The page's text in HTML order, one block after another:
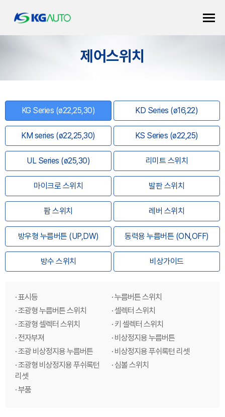
제어스위치
KG Series (ø22,25,30) KD Series (ø16,22)
KM series (ø22,25,30) KS Series (ø22,25)
UL Series (ø25,30) 리미트 스위치
마이크로 스위치 발판 스위치
팜 스위치 레버 스위치
방우형 누름버튼 (UP,DW) 동력용 누름버튼 (ON,OFF)
방수 스위치 비상가이드
· 표시등
· 누름버튼 스위치
· 조광형 누름버튼 스위치
· 셀렉터 스위치
· 조광형 셀렉터 스위치
· 키 셀렉터 스위치
· 전자부져
· 비상정지용 누름버튼
· 조광 비상정지용 누름버튼
· 비상정지용 푸쉬록턴 리셋
· 조광형 비상정지용 푸쉬록턴
리셋
· 심볼 스위치
· 부품